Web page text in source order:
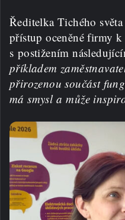
Ředitelka Tichého
přístup oceněné firmy k
s postižením
příkladem
přirozenou součást
má smysl a může